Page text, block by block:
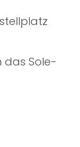
das Sole-